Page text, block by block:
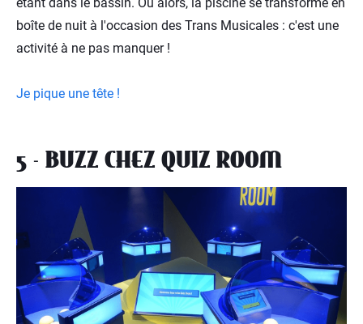
boîte de nuit à l'occasion des Trans Musicales : c'est une
activité à ne pas manquer !
Je pique une tête !
5 - BUZZ CHEZ QUIZ ROOM